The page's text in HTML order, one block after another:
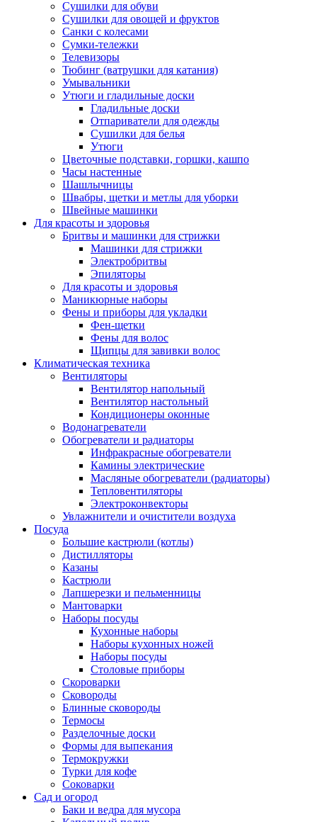
Сушилки для обуви
Сушилки для овощей и фруктов
Санки с колесами
Сумки-тележки
Телевизоры
Тюбинг (ватрушки для катания)
Умывальники
Утюги и гладильные доски
Гладильные доски
Отпариватели для одежды
Сушилки для белья
Утюги
Цветочные подставки, горшки, кашпо
Часы настенные
Шашлычницы
Швабры, щетки и метлы для уборки
Швейные машинки
Для красоты и здоровья
Бритвы и машинки для стрижки
Машинки для стрижки
Электробритвы
Эпиляторы
Для красоты и здоровья
Маникюрные наборы
Фены и приборы для укладки
Фен-щетки
Фены для волос
Щипцы для завивки волос
Климатическая техника
Вентиляторы
Вентилятор напольный
Вентилятор настольный
Кондиционеры оконные
Водонагреватели
Обогреватели и радиаторы
Инфракрасные обогреватели
Камины электрические
Масляные обогреватели (радиаторы)
Тепловентиляторы
Электроконвекторы
Увлажнители и очистители воздуха
Посуда
Большие кастрюли (котлы)
Дистилляторы
Казаны
Кастрюли
Лапшерезки и пельменницы
Мантоварки
Наборы посуды
Кухонные наборы
Наборы кухонных ножей
Наборы посуды
Столовые приборы
Скороварки
Сковороды
Блинные сковороды
Термосы
Разделочные доски
Формы для выпекания
Термокружки
Турки для кофе
Соковарки
Сад и огород
Баки и ведра для мусора